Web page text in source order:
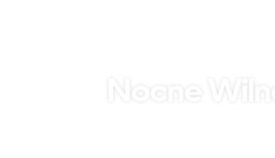
Nocne Wilno